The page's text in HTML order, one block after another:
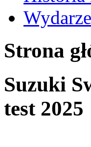
Strona
Suzuki
test 2025